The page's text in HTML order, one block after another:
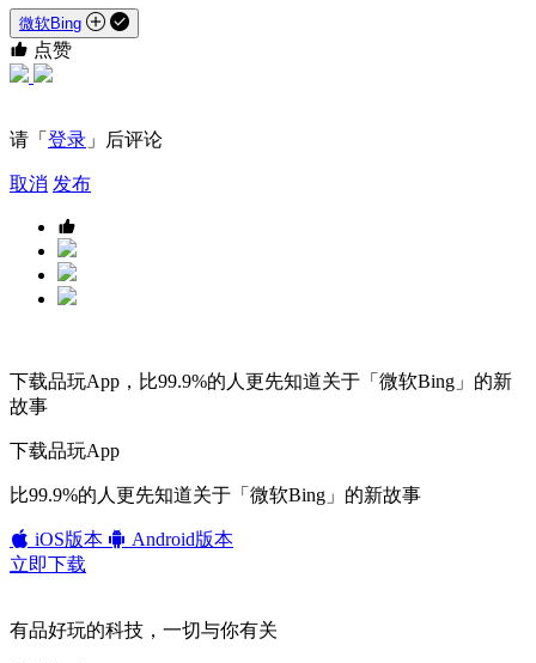
微软Bing
点赞
请「 登录 」后评论
取消 发布
下载品玩App，比99.9%的人更先知道关于「微软Bing」的新
故事
下载品玩App
比99.9%的人更先知道关于「微软Bing」的新故事
iOS版本
Android版本
立即下载
有品好玩的科技，一切与你有关